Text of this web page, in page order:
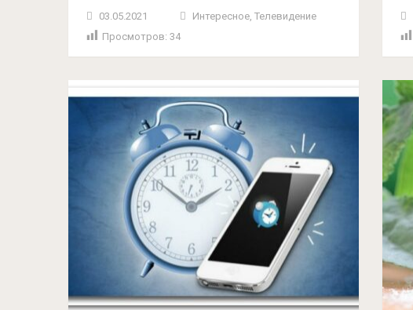
03.05.2021 Интересное Телевидение
Просмотров: 34